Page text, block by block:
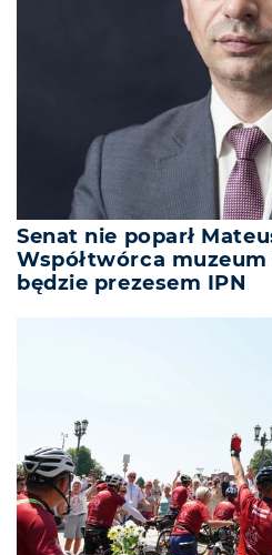
Senat nie poparł
Współtwórca
będzie prezesem IPN